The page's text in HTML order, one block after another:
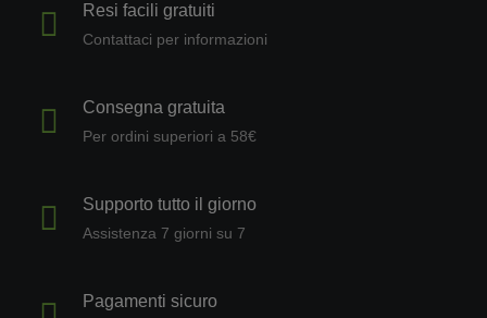
Resi facili gratuiti
Contattaci per informazioni
Consegna gratuita
Per ordini superiori a 58€
Supporto tutto il giorno
Assistenza 7 giorni su 7
Pagamenti sicuro